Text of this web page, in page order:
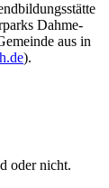
Dahme-
aus in
).
oder nicht.